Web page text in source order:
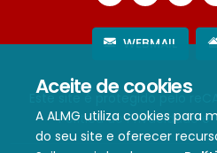
Aceite de cookies
A ALMG utiliza cookies para
do seu site e oferecer
WEBMAIL
Este site é protegido pelo
Política de Privacidadee